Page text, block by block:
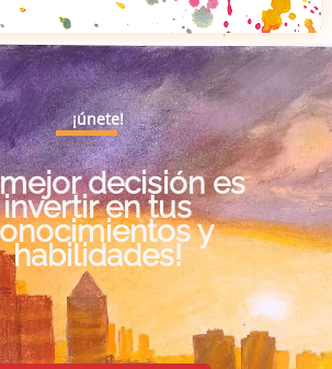
¡únete!
mejor decisión es
invertir en tus
y
habilidades!